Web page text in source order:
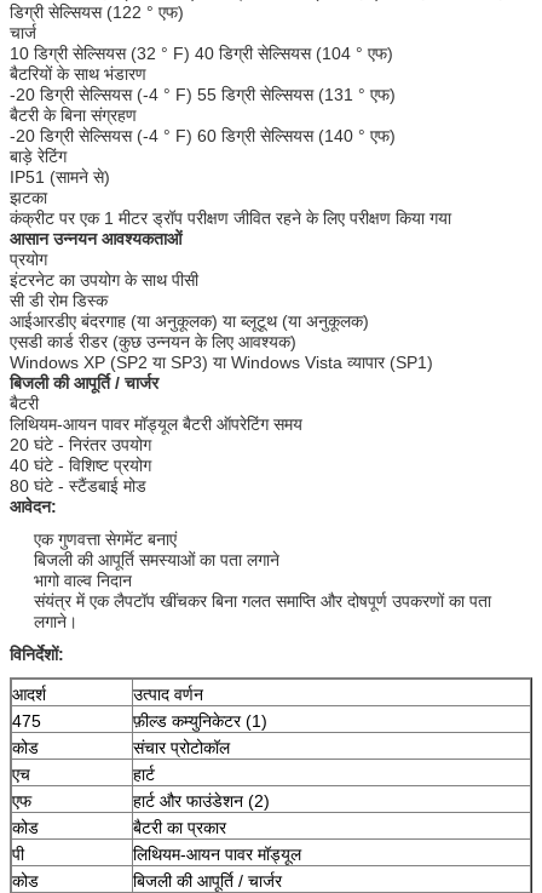
डिग्री सेल्सियस (122 ° एफ)
चार्ज
10 डिग्री सेल्सियस (32 ° F) 40 डिग्री सेल्सियस (104 ° एफ)
बैटरियों के साथ भंडारण
-20 डिग्री सेल्सियस (-4 ° F) 55 डिग्री सेल्सियस (131 ° एफ)
बैटरी के बिना संग्रहण
-20 डिग्री सेल्सियस (-4 ° F) 60 डिग्री सेल्सियस (140 ° एफ)
बाड़े रेटिंग
IP51 (सामने से)
झटका
कंक्रीट पर एक 1 मीटर ड्रॉप परीक्षण जीवित रहने के लिए परीक्षण किया गया
आसान उन्नयन आवश्यकताओं
प्रयोग
इंटरनेट का उपयोग के साथ पीसी
सी डी रोम डिस्क
आईआरडीए बंदरगाह (या अनुकूलक) या ब्लूटूथ (या अनुकूलक)
एसडी कार्ड रीडर (कुछ उन्नयन के लिए आवश्यक)
Windows XP (SP2 या SP3) या Windows Vista व्यापार (SP1)
बिजली की आपूर्ति / चार्जर
बैटरी
लिथियम-आयन पावर मॉड्यूल बैटरी ऑपरेटिंग समय
20 घंटे - निरंतर उपयोग
40 घंटे - विशिष्ट प्रयोग
80 घंटे - स्टैंडबाई मोड
आवेदन:
एक गुणवत्ता सेगमेंट बनाएं
बिजली की आपूर्ति समस्याओं का पता लगाने
भागो वाल्व निदान
संयंत्र में एक लैपटॉप खींचकर बिना गलत समाप्ति और दोषपूर्ण उपकरणों का पता
लगाने।
विनिर्देशों:
आदर्श
उत्पाद वर्णन
475
फ़ील्ड कम्युनिकेटर (1)
कोड
संचार प्रोटोकॉल
एच
हार्ट
एफ
हार्ट और फाउंडेशन (2)
कोड
बैटरी का प्रकार
पी
लिथियम-आयन पावर मॉड्यूल
कोड
बिजली की आपूर्ति / चार्जर